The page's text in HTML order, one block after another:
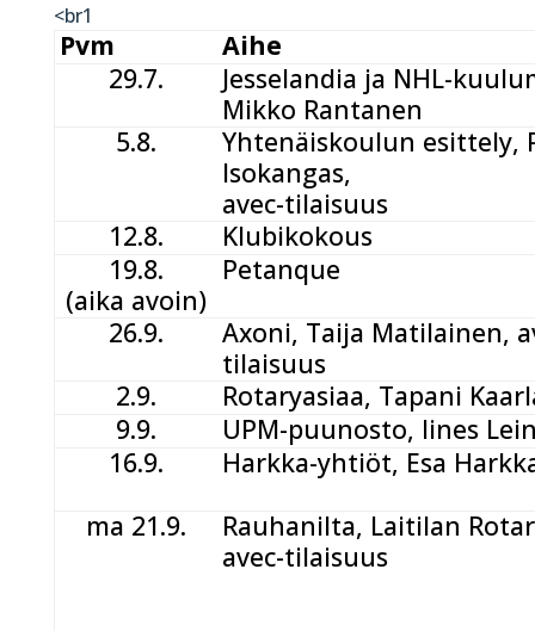
<br1
Pvm
Aihe
29.7.
Jesselandia ja NHL-
Mikko Rantanen
5.8.
Yhtenäiskoulun esittely,
Isokangas,
avec-tilaisuus
12.8.
Klubikokous
19.8.
(aika avoin)
Petanque
26.9.
Axoni, Taija Matilainen,
tilaisuus
2.9.
Rotaryasiaa, Tapani
9.9.
UPM-puunosto, Iines
16.9.
Harkka-yhtiöt, Esa
ma 21.9.
Rauhanilta, Laitilan
avec-tilaisuus